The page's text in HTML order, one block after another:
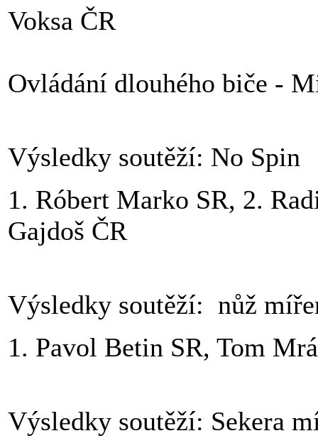
Voksa ČR
Ovládání dlouhého biče -
Výsledky soutěží: No Spin
1. Róbert Marko SR, 2.
Gajdoš ČR
Výsledky soutěží: nůž
1. Pavol Betin SR, Tom
Výsledky soutěží: Sekera